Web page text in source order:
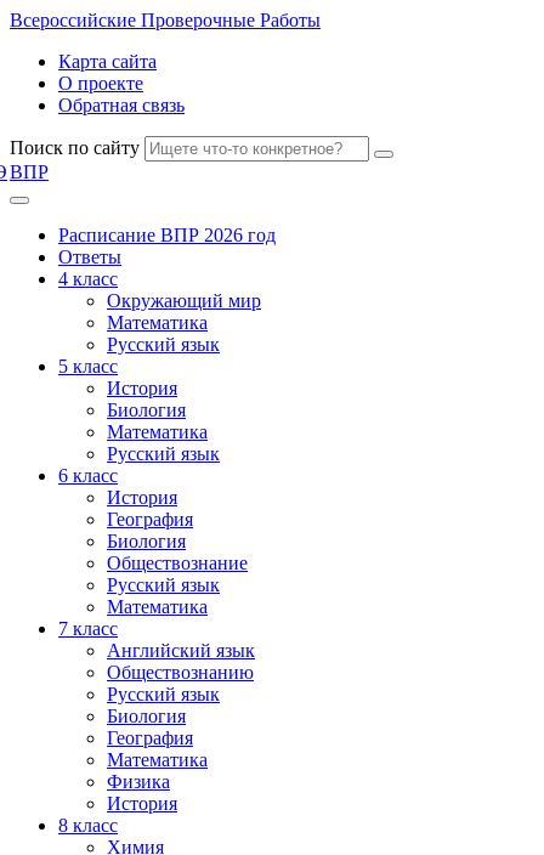
Всероссийские Проверочные Работы
Карта сайта
О проекте
Обратная связь
Поиск по сайту
ВПР
Расписание ВПР 2026 год
Ответы
4 класс
Окружающий мир
Математика
Русский язык
5 класс
История
Биология
Математика
Русский язык
6 класс
История
География
Биология
Обществознание
Русский язык
Математика
7 класс
Английский язык
Обществознанию
Русский язык
Биология
География
Математика
Физика
История
8 класс
Химия